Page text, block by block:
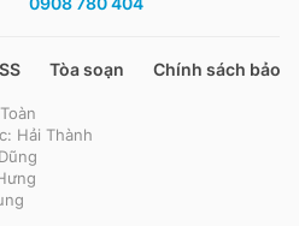
Tòa soạn Chính sách bảo
Hải Thành